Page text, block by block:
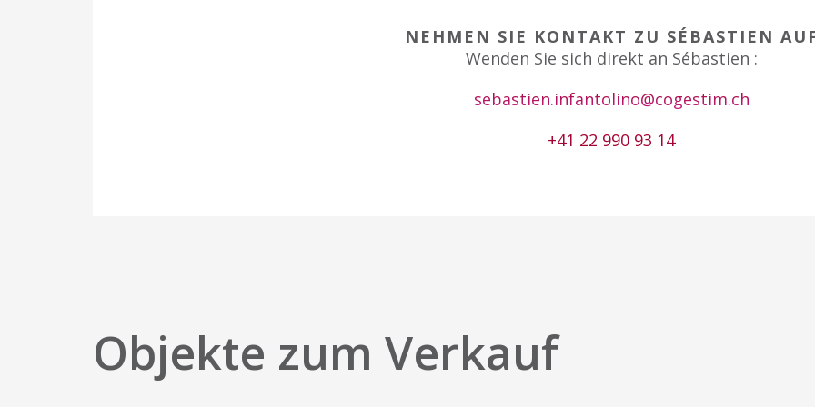
NEHMEN SIE KONTAKT ZU SÉBASTIEN
Wenden Sie sich direkt an Sébastien :
sebastien.infantolino@cogestim.ch
+41 22 990 93 14
Objekte zum Verkauf